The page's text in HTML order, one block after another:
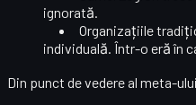
ignorată.
Organizațiile
individuală. Într-o eră în
Din punct de vedere al meta-ului